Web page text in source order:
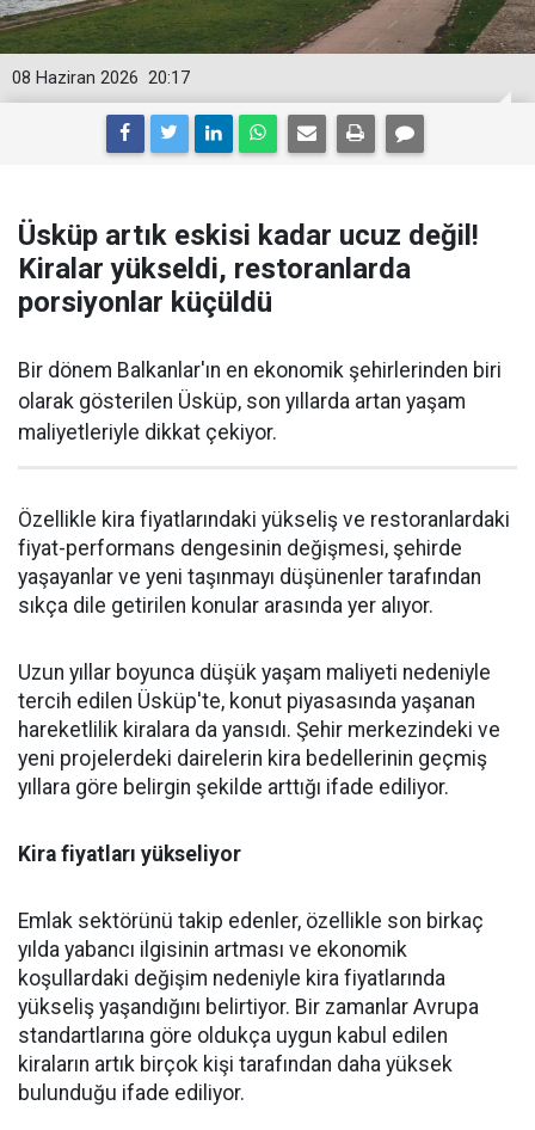
20:17
08 Haziran 2026
Üsküp artık eskisi kadar ucuz değil!
Kiralar yükseldi, restoranlarda
porsiyonlar küçüldü
Bir dönem Balkanlar'ın en ekonomik şehirlerinden biri
olarak gösterilen Üsküp, son yıllarda artan yaşam
maliyetleriyle dikkat çekiyor.
Özellikle kira fiyatlarındaki yükseliş ve restoranlardaki
fiyat-performans dengesinin değişmesi, şehirde
yaşayanlar ve yeni taşınmayı düşünenler tarafından
sıkça dile getirilen konular arasında yer alıyor.
Uzun yıllar boyunca düşük yaşam maliyeti nedeniyle
tercih edilen Üsküp'te, konut piyasasında yaşanan
hareketlilik kiralara da yansıdı. Şehir merkezindeki ve
yeni projelerdeki dairelerin kira bedellerinin geçmiş
yıllara göre belirgin şekilde arttığı ifade ediliyor.
Kira fiyatları yükseliyor
Emlak sektörünü takip edenler, özellikle son birkaç
yılda yabancı ilgisinin artması ve ekonomik
koşullardaki değişim nedeniyle kira fiyatlarında
yükseliş yaşandığını belirtiyor. Bir zamanlar Avrupa
standartlarına göre oldukça uygun kabul edilen
kiraların artık birçok kişi tarafından daha yüksek
bulunduğu ifade ediliyor.